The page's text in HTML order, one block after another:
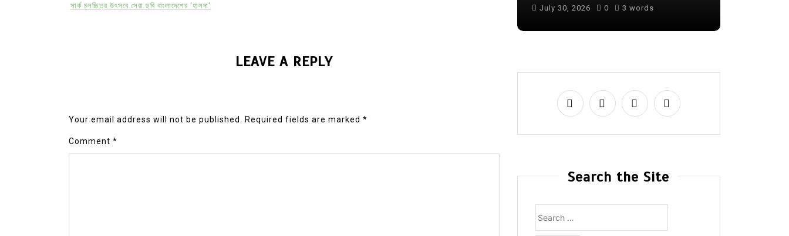
সার্ক চলচ্চিত্র উৎসবে সেরা ছবি বাংলাদেশের 'হালদা'
LEAVE A REPLY
Your email address will not be published. Required fields are marked *
Comment *
July 30, 2026 0 July 30, 2026 0 3 words
Search the Site
for: